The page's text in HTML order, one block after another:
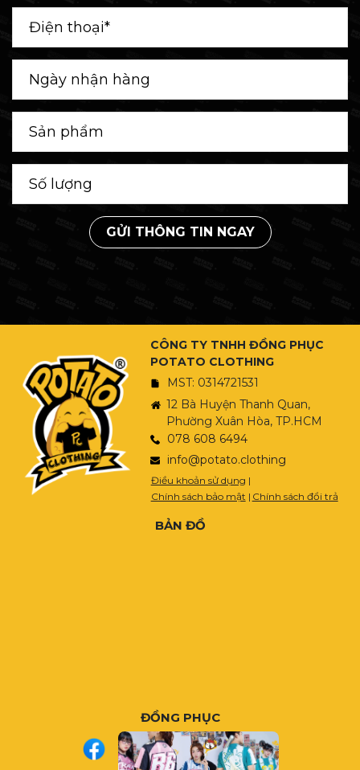
GỬI THÔNG TIN NGAY
CÔNG TY TNHH ĐỒNG PHỤC
POTATO CLOTHING
MST: 0314721531
12 Bà Huyện Thanh Quan,
Phường Xuân Hòa, TP.HCM
078 608 6494
info@potato.clothing
Điều khoản sử dụng |
Chính sách bảo mật | Chính sách đổi trả
BẢN ĐỒ
ĐỒNG PHỤC